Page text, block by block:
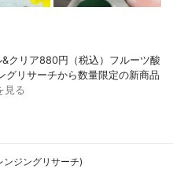
クリア880円（税込）フルーツ酸
グリサーチから数量限定の新商品
見る
ンジングリサーチ)